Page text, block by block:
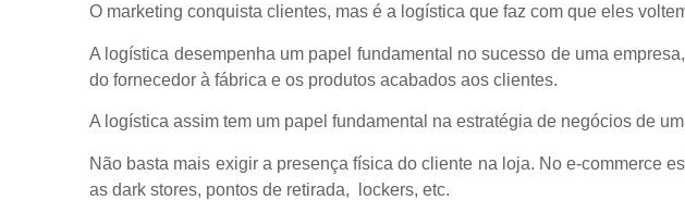
O marketing conquista clientes, mas é a logística que faz com que eles
A logística desempenha um papel fundamental no sucesso de uma
do fornecedor à fábrica e os produtos acabados aos clientes.
A logística assim tem um papel fundamental na estratégia de negócios de
Não basta mais exigir a presença física do cliente na loja. No e-commerce
as dark stores, pontos de retirada, lockers, etc.